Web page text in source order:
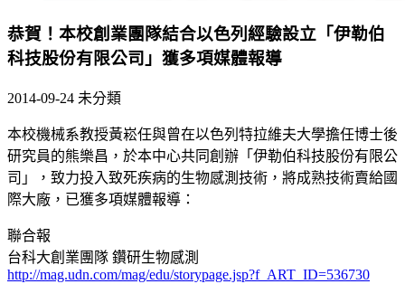
恭賀！本校創業團隊結合以色列經驗設立「伊勒伯
科技股份有限公司」獲多項媒體報導
2014-09-24 未分類
本校機械系教授黃崧任與曾在以色列特拉維夫大學擔任博士後
研究員的熊樂昌，於本中心共同創辦「伊勒伯科技股份有限公
司」，致力投入致死疾病的生物感測技術，將成熟技術賣給國
際大廠，已獲多項媒體報導：
聯合報
台科大創業團隊 鑽研生物感測
http://mag.udn.com/mag/edu/storypage.jsp?f_ART_ID=536730